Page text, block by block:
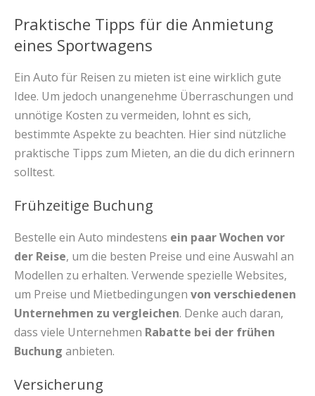
Praktische Tipps für die Anmietung
eines Sportwagens
Ein Auto für Reisen zu mieten ist eine wirklich gute
Idee. Um jedoch unangenehme Überraschungen und
unnötige Kosten zu vermeiden, lohnt es sich,
bestimmte Aspekte zu beachten. Hier sind nützliche
praktische Tipps zum Mieten, an die du dich erinnern
solltest.
Frühzeitige Buchung
Bestelle ein Auto mindestens ein paar Wochen vor
der Reise, um die besten Preise und eine Auswahl an
Modellen zu erhalten. Verwende spezielle Websites,
um Preise und Mietbedingungen von verschiedenen
Unternehmen zu vergleichen. Denke auch daran,
dass viele Unternehmen Rabatte bei der frühen
Buchung anbieten.
Versicherung